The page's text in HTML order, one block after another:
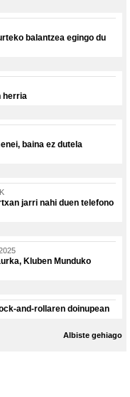
balantzea egingo du
herria
baina ez dutela
jarri nahi duen telefono
Kluben Munduko
and-rollaren doinupean
Albiste gehiago